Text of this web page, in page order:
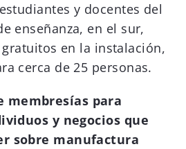
y docentes del
enseñanza, en el sur,
en la instalación,
cerca de 25 personas.
membresías para
y negocios que
sobre manufactura